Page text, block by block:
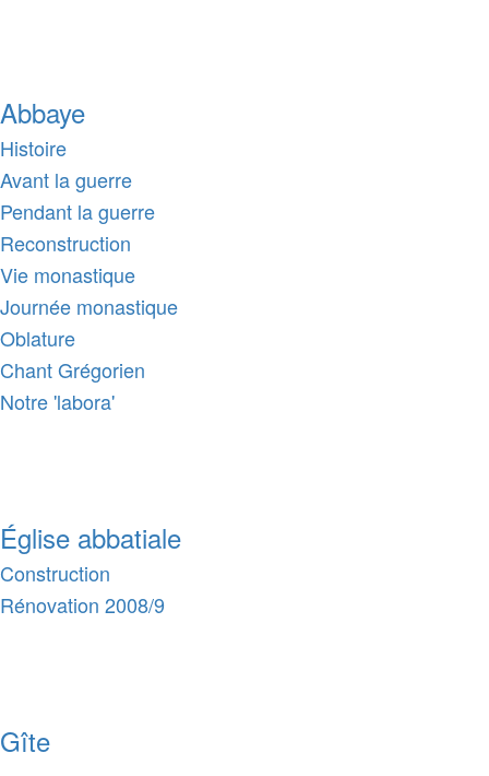
Abbaye
Histoire
Avant la guerre
Pendant la guerre
Reconstruction
Vie monastique
Journée monastique
Oblature
Chant Grégorien
Notre 'labora'
Église abbatiale
Construction
Rénovation 2008/9
Gîte